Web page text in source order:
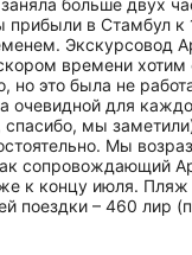
больше двух
прибыли в Стамбул
Экскурсовод
времени хотим
но это была не
для
мы
Мы
сопровождающий
к концу июля.
поездки – 460 лир